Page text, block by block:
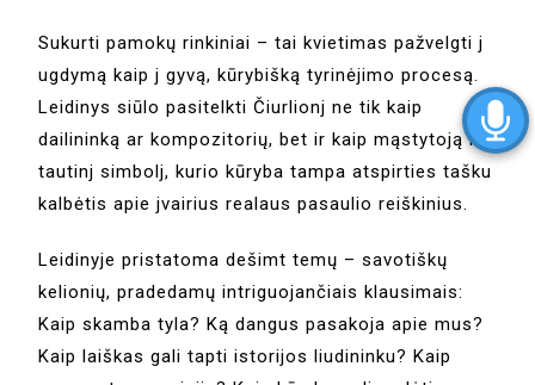
Sukurti pamokų rinkiniai – tai kvietimas pažvelgti j
ugdymą kaip j gyvą, kūrybišką tyrinėjimo procesą.
Leidinys siūlo pasitelkti Čiurlionj ne tik kaip
dailininką ar kompozitorių, bet ir kaip mąstytoją ir
tautinj simbolj, kurio kūryba tampa atspirties tašku
kalbėtis apie jvairius realaus pasaulio reiškinius.
Leidinyje pristatoma dešimt temų – savotiškų
kelionių, pradedamų intriguojančiais klausimais:
Kaip skamba tyla? Ką dangus pasakoja apie mus?
Kaip laiškas gali tapti istorijos liudininku? Kaip